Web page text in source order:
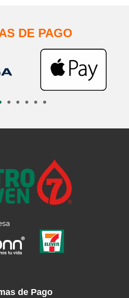
DE PAGO
de Pago